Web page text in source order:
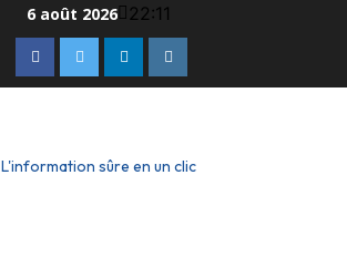
6 août 2026 22:11
L'information sûre en un clic